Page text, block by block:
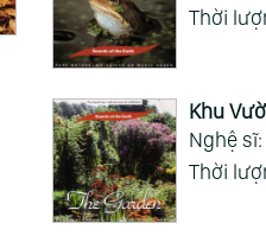
00:42:54
Y Sus Amigos
Clayderman)
Thời
Khu
Nghệ
Thời